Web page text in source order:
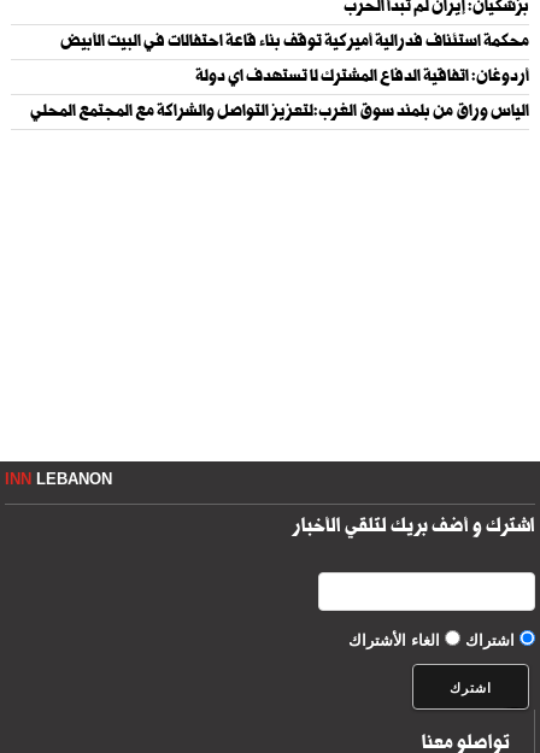
بزشكيان: إيران لم تبدأ الحرب
‏محكمة استئناف فدرالية أميركية توقف بناء قاعة احتفالات في البيت الأبيض
أردوغان: اتفاقية الدفاع المشترك لا تستهدف اي دولة
الياس وراق من بلمند سوق الغرب:لتعزيز التواصل والشراكة مع المجتمع المحلي
INNLEBANON
اشترك و أضف بريك لتلقي الأخبار
اشتراك الغاء الأشتراك
تواصلو معنا